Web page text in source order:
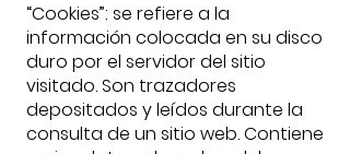
“Cookies”: se refiere a la
información colocada en su disco
duro por el servidor del sitio
visitado. Son trazadores
depositados y leídos durante la
consulta de un sitio web. Contiene